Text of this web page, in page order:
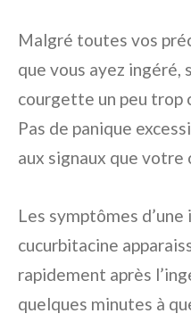
Malgré toutes vos
que vous ayez ingéré,
courgette un peu trop
Pas de panique
aux signaux que votre
Les symptômes
cucurbitacine
rapidement après
quelques minutes à